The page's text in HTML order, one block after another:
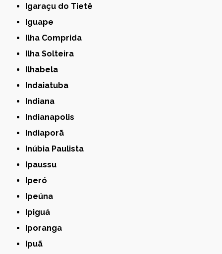
Igaraçu do Tietê
Iguape
Ilha Comprida
Ilha Solteira
Ilhabela
Indaiatuba
Indiana
Indianapolis
Indiaporã
Inúbia Paulista
Ipaussu
Iperó
Ipeúna
Ipiguá
Iporanga
Ipuã